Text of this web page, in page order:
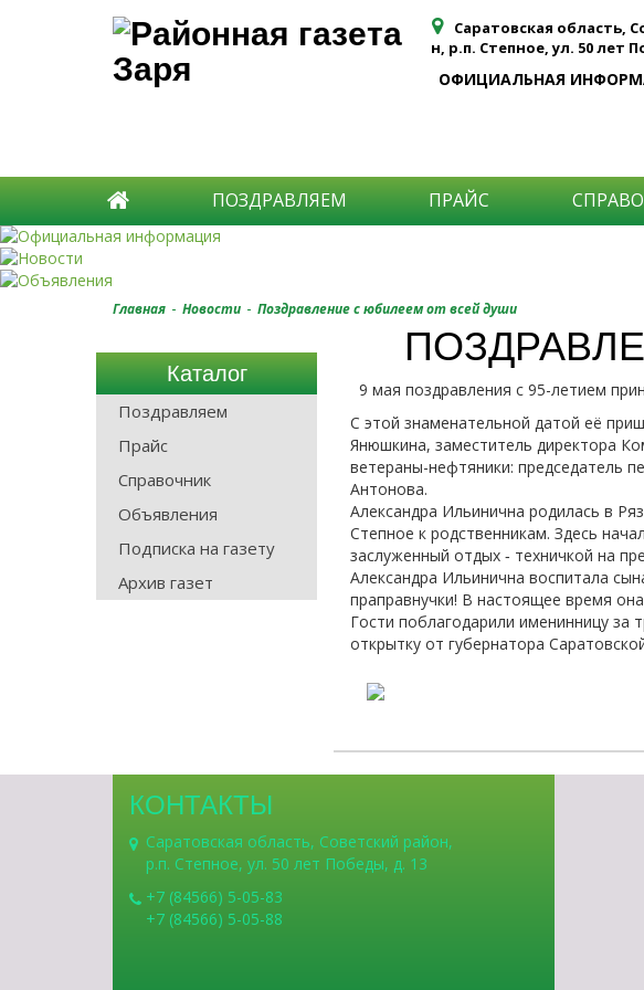
Саратовская область,
н, р.п. Степное, ул. 50 лет
ОФИЦИАЛЬНАЯ
ПОЗДРАВЛЯЕМ ПРАЙС
Главная - Новости - Поздравление с юбилеем от всей души
Каталог
Поздравляем
Прайс
Справочник
Объявления
Подписка на газету
Архив газет
9 мая поздравления с 95-летием
С этой знаменательной датой её
Янюшкина, заместитель директора
ветераны-нефтяники: председатель
Антонова.
Александра Ильинична родилась в
Степное к родственникам. Здесь
заслуженный отдых ‑ техничкой на
Александра Ильинична воспитала
праправнучки! В настоящее время
Гости поблагодарили именинницу за
открытку от губернатора
КОНТАКТЫ
Саратовская область, Советский район,
р.п. Степное, ул. 50 лет Победы, д. 13
+7 (84566) 5-05-83
+7 (84566) 5-05-88